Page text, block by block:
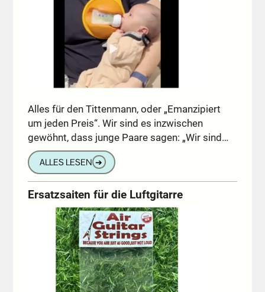
Alles für den Tittenmann, oder „Emanzipiert
um jeden Preis“. Wir sind es inzwischen
gewöhnt, dass junge Paare sagen: „Wir sind…
ALLES LESEN ➔
Ersatzsaiten für die Luftgitarre